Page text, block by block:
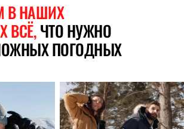
В НАШИХ
ВСЁ,ЧТО НУЖНО
ПОГОДНЫХ